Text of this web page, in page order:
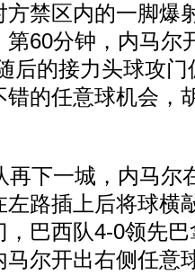
禁区内的一脚爆
60分钟，内马尔
后的接力头球攻
错的任意球机会，
下一城，内马尔
路插上后将球横
巴西队4-0领先
尔开出右侧任意